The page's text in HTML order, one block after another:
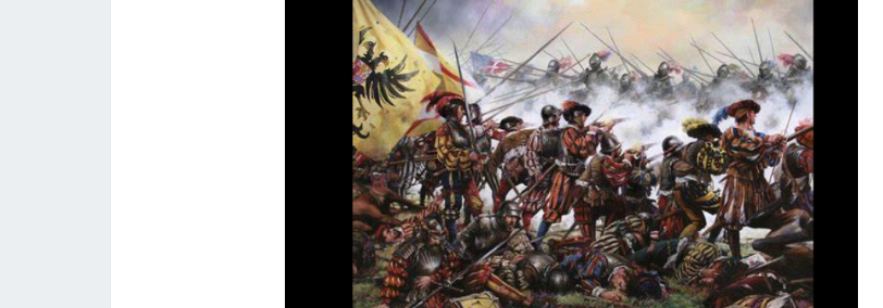
CLUB
SEPTIMOGRADO
(EN
ESPAGNOL)